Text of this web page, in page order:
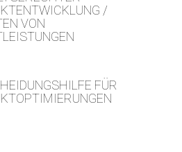
/
VON
FÜR